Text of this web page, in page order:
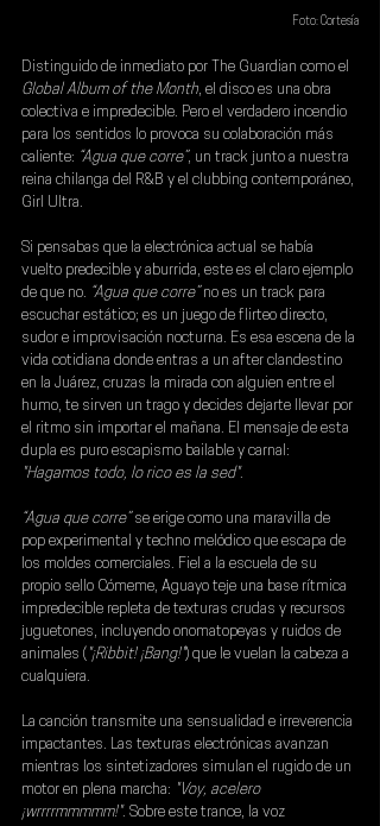
Foto: Cortesía
Distinguido de inmediato por The Guardian como el
Global Album of the Month, el disco es una obra
colectiva e impredecible. Pero el verdadero incendio
para los sentidos lo provoca su colaboración más
caliente: “Agua que corre” , un track junto a nuestra
reina chilanga del R&B y el clubbing contemporáneo,
Girl Ultra.
Si pensabas que la electrónica actual se había
vuelto predecible y aburrida, este es el claro ejemplo
de que no. “Agua que corre” no es un track para
escuchar estático; es un juego de flirteo directo,
sudor e improvisación nocturna. Es esa escena de la
vida cotidiana donde entras a un after clandestino
en la Juárez, cruzas la mirada con alguien entre el
humo, te sirven un trago y decides dejarte llevar por
el ritmo sin importar el mañana. El mensaje de esta
dupla es puro escapismo bailable y carnal:
"Hagamos todo, lo rico es la sed".
“Agua que corre” se erige como una maravilla de
pop experimental y techno melódico que escapa de
los moldes comerciales. Fiel a la escuela de su
propio sello Cómeme, Aguayo teje una base rítmica
impredecible repleta de texturas crudas y recursos
juguetones, incluyendo onomatopeyas y ruidos de
animales ( "¡Ribbit! ¡Bang!") que le vuelan la cabeza a
cualquiera.
La canción transmite una sensualidad e irreverencia
impactantes. Las texturas electrónicas avanzan
mientras los sintetizadores simulan el rugido de un
motor en plena marcha: "Voy, acelero
¡wrrrrmmmmm!". Sobre este trance, la voz